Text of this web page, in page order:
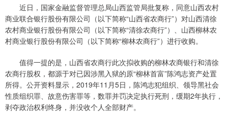
近日，国家金融监督管理总局山西监管局批复称，同意山西农村
商业联合银行股份有限公司（以下简称“山西省农商行”）对山西清徐
农村商业银行股份有限公司（以下简称“清徐农商行”）、山西柳林农
村商业银行股份有限公司（以下简称“柳林农商行”）进行收购。
值得一提的是，山西省农商行此次拟收购的柳林农商银行和清徐
农商行股权，都源于对已因涉黑入狱的原“柳林首富”陈鸿志资产处置
所得。公开资料显示，2019年11月5日，陈鸿志犯组织、领导黑社会
性质组织罪、故意伤害罪等，数罪并罚决定执行死刑，缓期2年执行，
剥夺政治权利终身，并没收个人全部财产。